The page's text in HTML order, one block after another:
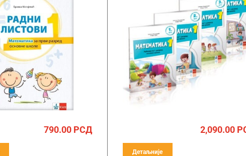
790.00РСД 2,090.00
Детаљније